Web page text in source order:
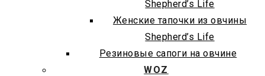
Shepherd’s Life
Женские тапочки из овчины
Shepherd’s Life
Резиновые сапоги на овчине
WOZ